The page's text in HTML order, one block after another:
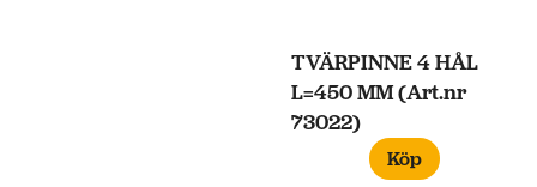
TVÄRPINNE 4 HÅL
L=450 MM (Art.nr
73022)
Köp